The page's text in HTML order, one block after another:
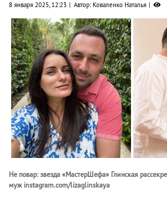
8 января 2025, 12:23 Автор: Коваленко Наталья
Не повар: звезда «МастерШефа» Глинская
муж instagram.com/lizaglinskaya